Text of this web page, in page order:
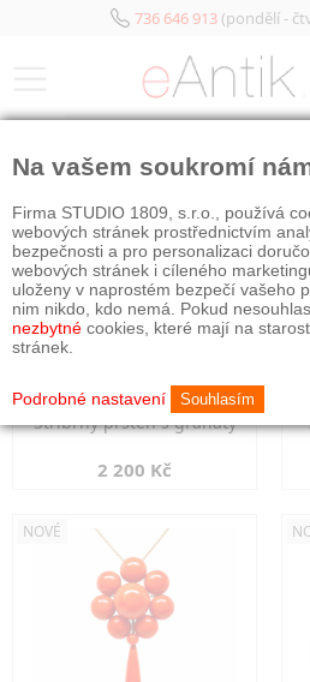
736 646 913(pondělí -
Stříbrný prsten s granáty
2 200 Kč
NOVÉ
Na vašem soukromí
Firma STUDIO 1809, s.r.o., používá
webových stránek prostřednictvím
bezpečnosti a pro personalizaci
webových stránek i cíleného
uloženy v naprostém bezpečí vašeho
nim nikdo, kdo nemá. Pokud
nezbytné cookies, které mají na
stránek.
Podrobné nastavení Souhlasím